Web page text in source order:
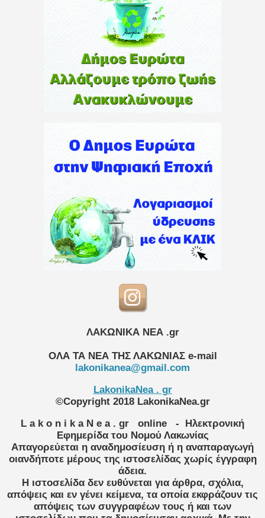
ΛΑΚΩΝΙΚΑ ΝΕΑ .gr
ΟΛΑ ΤΑ ΝΕΑ ΤΗΣ ΛΑΚΩΝΙΑΣ e-mail
lakonikanea@gmail.com
LakonikaNea . gr
©Copyright 2018 LakonikaNea.gr
L a k o n i k a N e a . gr
online
- Ηλεκτρονική
Εφημερίδα του Νομού Λακωνίας
Απαγορεύεται η αναδημοσίευση ή η αναπαραγωγή
οιανδήποτε μέρους της ιστοσελίδας χωρίς έγγραφη
άδεια.
Η ιστοσελίδα δεν ευθύνεται για άρθρα, σχόλια,
απόψεις και εν γένει κείμενα, τα οποία εκφράζουν τις
απόψεις των συγγραφέων τους ή και των